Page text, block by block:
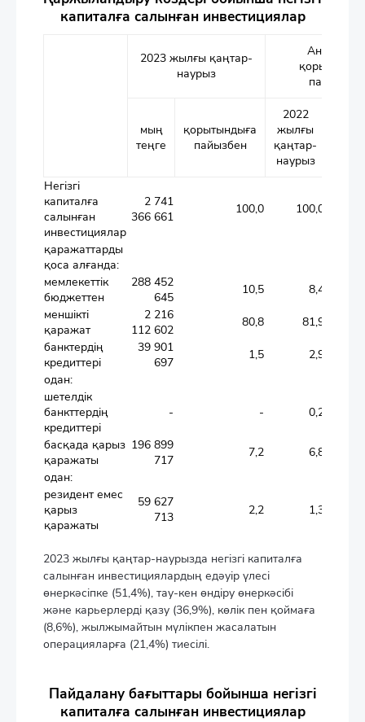
капиталға салынған инвестициялар
2023 жылғы қаңтар-
наурыз
Анықтама:
пайызбен
мың
теңге
қорытындыға
пайызбен
2022
жылғы
қаңтар-
наурыз
Негізгі
капиталға
салынған
инвестициялар
2 741
366 661
100,0 100,0
қаражаттарды
қоса алғанда:
мемлекеттік
бюджеттен
288 452
645
10,5
8,4
меншікті
қаражат
2 216
112 602
80,8
81,9
банктердің
кредиттері
39 901
697
1,5
2,9
одан:
шетелдік
банкттердің
кредиттері
- - 0,2
басқада қарыз
қаражаты
196 899
717
7,2
6,8
одан:
резидент емес
қарыз
қаражаты
59 627
713
2,2 1,3
2023 жылғы қаңтар-наурызда негізгі капиталға
салынған инвестициялардың едәуір үлесі
өнеркәсіпке (51,4%), тау-кен өндіру өнеркәсібі
және карьерлерді қазу (36,9%), көлік пен қоймаға
(8,6%), жылжымайтын мүлікпен жасалатын
операцияларға (21,4%) тиесілі.
Пайдалану бағыттары бойынша негізгі
капиталға салынған инвестициялар